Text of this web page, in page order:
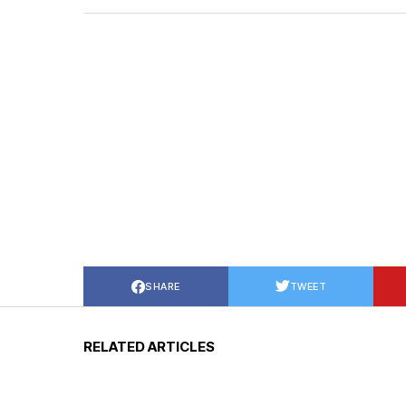
SHARE TWEET
RELATED ARTICLES